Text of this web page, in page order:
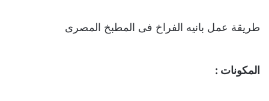
طريقة عمل بانيه الفراخ فى المطبخ المصرى
المكونات :